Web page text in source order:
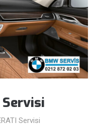
Servisi